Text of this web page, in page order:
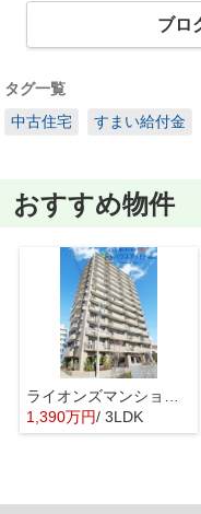
ブロ
タグ一覧
中古住宅
すまい給付金
おすすめ物件
1,390万円/ 3LDK